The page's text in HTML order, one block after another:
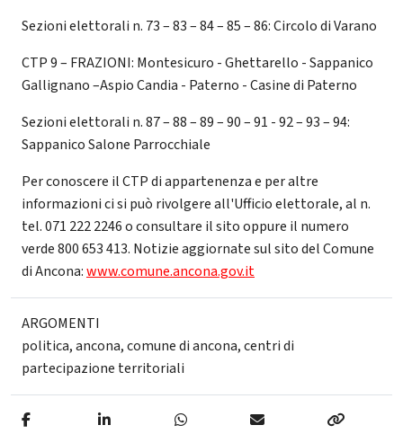
Sezioni elettorali n. 73 – 83 – 84 – 85 – 86: Circolo di Varano
CTP 9 – FRAZIONI: Montesicuro - Ghettarello - Sappanico
Gallignano –Aspio Candia - Paterno - Casine di Paterno
Sezioni elettorali n. 87 – 88 – 89 – 90 – 91 - 92 – 93 – 94:
Sappanico Salone Parrocchiale
Per conoscere il CTP di appartenenza e per altre
informazioni ci si può rivolgere all'Ufficio elettorale, al n.
tel. 071 222 2246 o consultare il sito oppure il numero
verde 800 653 413. Notizie aggiornate sul sito del Comune
di Ancona:www.comune.ancona.gov.it
ARGOMENTI
politica,ancona,comune di ancona,centri di
partecipazione territoriali